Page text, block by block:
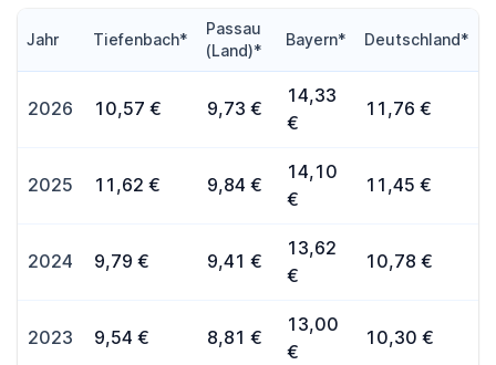
Jahr Tiefenbach*
Passau
(Land)*
Bayern* Deutschland*
2026 10,57 € 9,73 €
14,33
€
11,76 €
2025 11,62 € 9,84 €
14,10
€
11,45 €
2024 9,79 € 9,41 €
13,62
€
10,78 €
2023 9,54 € 8,81 €
13,00
€
10,30 €